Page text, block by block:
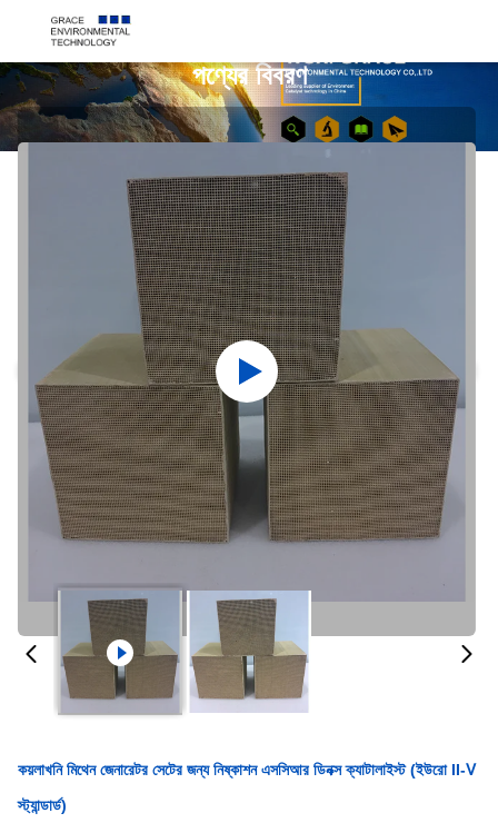
পণ্যের বিবরণ
কয়লাখনি মিথেন জেনারেটর সেটের জন্য নিষ্কাশন এসসিআর ডিনক্স ক্যাটালাইস্ট (ইউরো II-Ⅴ
স্ট্যান্ডার্ড)